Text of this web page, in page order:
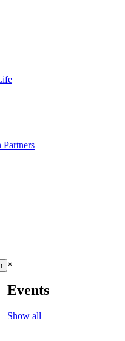
Partners
×
Events
Show all